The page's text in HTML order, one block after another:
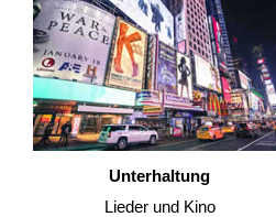
Unterhaltung
Lieder und Kino